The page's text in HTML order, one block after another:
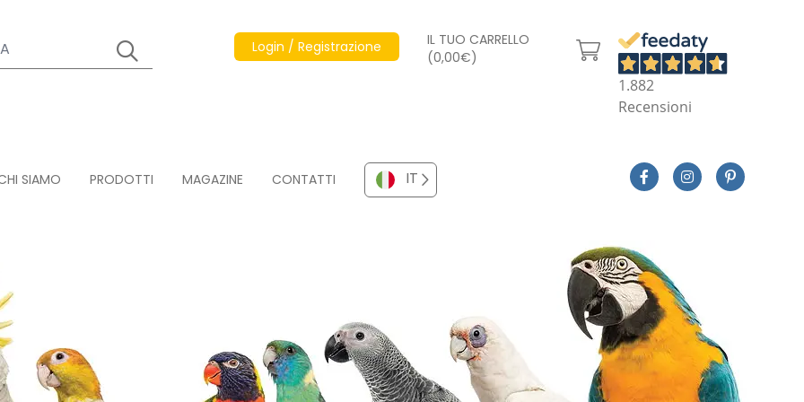
Login / Registrazione
IL TUO CARRELLO
(0,00€)
1.882
Recensioni
SIAMO PRODOTTI MAGAZINE CONTATTI IT